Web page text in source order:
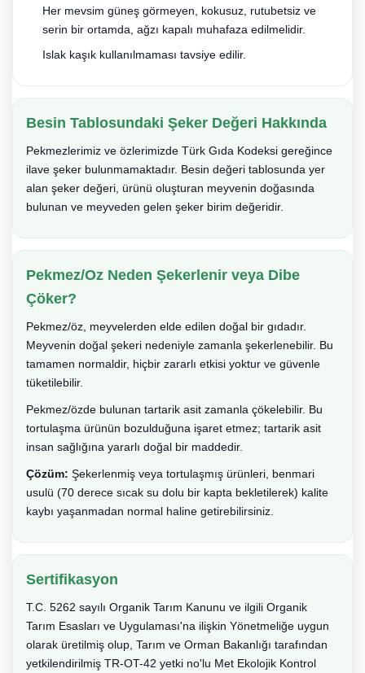
Her mevsim güneş görmeyen, kokusuz, rutubetsiz ve
serin bir ortamda, ağzı kapalı muhafaza edilmelidir.
Islak kaşık kullanılmaması tavsiye edilir.
Besin Tablosundaki Şeker Değeri Hakkında
Pekmezlerimiz ve özlerimizde Türk Gıda Kodeksi gereğince
ilave şeker bulunmamaktadır. Besin değeri tablosunda yer
alan şeker değeri, ürünü oluşturan meyvenin doğasında
bulunan ve meyveden gelen şeker birim değeridir.
Pekmez/Oz Neden Şekerlenir veya Dibe
Çöker?
Pekmez/öz, meyvelerden elde edilen doğal bir gıdadır.
Meyvenin doğal şekeri nedeniyle zamanla şekerlenebilir. Bu
tamamen normaldir, hiçbir zararlı etkisi yoktur ve güvenle
tüketilebilir.
Pekmez/özde bulunan tartarik asit zamanla çökelebilir. Bu
tortulaşma ürünün bozulduğuna işaret etmez; tartarik asit
insan sağlığına yararlı doğal bir maddedir.
Çözüm: Şekerlenmiş veya tortulaşmış ürünleri, benmari
usulü (70 derece sıcak su dolu bir kapta bekletilerek) kalite
kaybı yaşanmadan normal haline getirebilirsiniz.
Sertifikasyon
T.C. 5262 sayılı Organik Tarım Kanunu ve ilgili Organik
Tarım Esasları ve Uygulaması'na ilişkin Yönetmeliğe uygun
olarak üretilmiş olup, Tarım ve Orman Bakanlığı tarafından
yetkilendirilmiş TR-OT-42 yetki no'lu Met Ekolojik Kontrol